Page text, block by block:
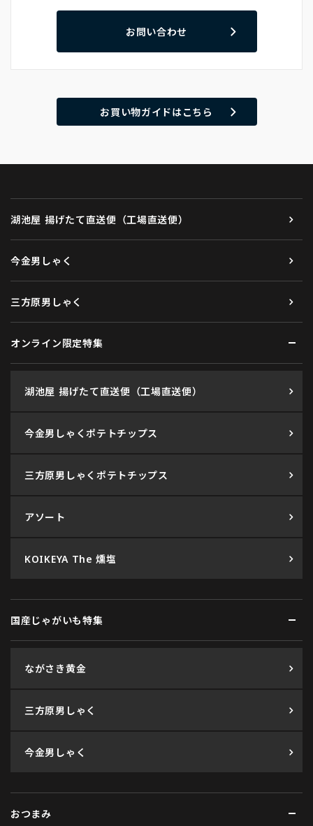
お問い合わせ
お買い物ガイドはこちら
湖池屋 揚げたて直送便（工場直送便）
今金男しゃく
三方原男しゃく
オンライン限定特集
湖池屋 揚げたて直送便（工場直送便）
今金男しゃくポテトチップス
三方原男しゃくポテトチップス
アソート
KOIKEYA The 燻塩
国産じゃがいも特集
ながさき黄金
三方原男しゃく
今金男しゃく
おつまみ